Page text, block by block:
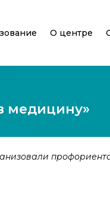
О центре
медицину»